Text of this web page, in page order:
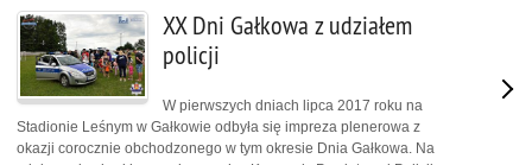
XX Dni Gałkowa z udziałem
policji
W pierwszych dniach lipca 2017 roku na
Stadionie Leśnym w Gałkowie odbyła się impreza plenerowa z
okazji corocznie obchodzonego w tym okresie Dnia Gałkowa. Na